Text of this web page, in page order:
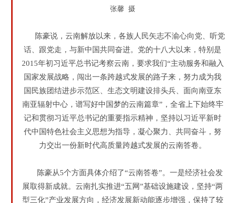
张馨 摄
陈豪说，云南解放以来，各族人民矢志不渝心向党、听党
话、跟党走，与新中国共同奋进。党的十八大以来，特别是
2015年初习近平总书记考察云南，要求我们“主动服务和融入
国家发展战略，闯出一条跨越式发展的路子来，努力成为我
国民族团结进步示范区、生态文明建设排头兵、面向南亚东
南亚辐射中心，谱写好中国梦的云南篇章”，全省上下始终牢
记和贯彻习近平总书记的重要指示精神，坚持以习近平新时
代中国特色社会主义思想为指导，凝心聚力、共同奋斗，努
力交出一份新时代高质量跨越式发展的云南答卷。
陈豪从5个方面具体介绍了“云南答卷”。一是经济社会发
展取得新成就。云南扎实推进“五网”基础设施建设，坚持“两
型三化”产业发展方向，经济发展新动能逐步增强，保持了较